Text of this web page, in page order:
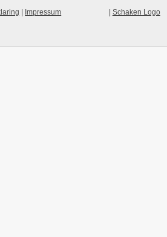
Schaken Logo
Impressum